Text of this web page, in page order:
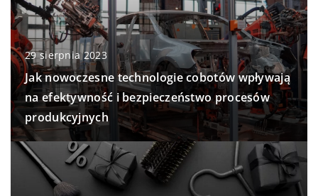
29 sierpnia 2023
Jak nowoczesne technologie cobotów wpływają
na efektywność i bezpieczeństwo procesów
produkcyjnych